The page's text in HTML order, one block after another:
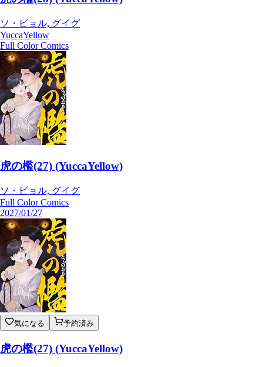
ソ・ビョル, グイグ
YuccaYellow
Full Color Comics
虎の檻(27) (YuccaYellow)
ソ・ビョル, グイグ
Full Color Comics
2027/01/27
気になる 予約済み
虎の檻(27) (YuccaYellow)